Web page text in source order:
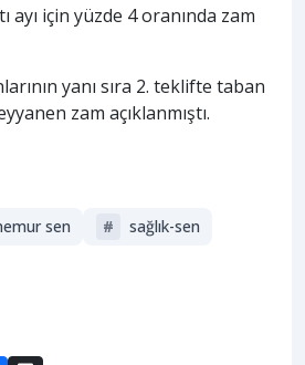
ayı için yüzde 4 oranında zam
yanı sıra 2. teklifte taban
zam açıklanmıştı.
sen #
sağlık-sen